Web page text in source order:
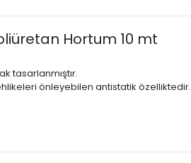
Hortum 10 mt
tasarlanmıştır.
önleyebilen antistatik özelliktedir.